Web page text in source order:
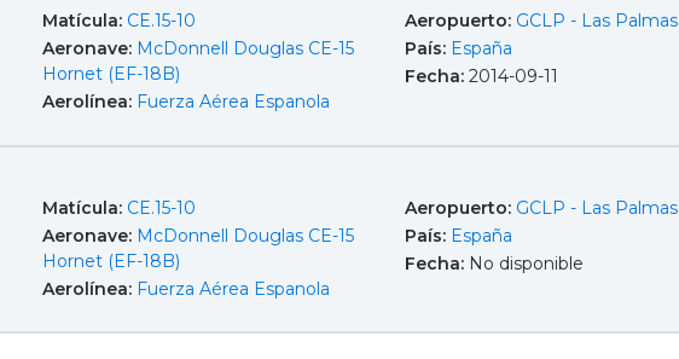
Matícula: CE.15-10
Aeronave: McDonnell Douglas CE-15
Hornet (EF-18B)
Aerolínea: Fuerza Aérea Espanola
Aeropuerto: GCLP - Las Palmas
País: España
Fecha: 2014-09-11
Matícula: CE.15-10
Aeronave: McDonnell Douglas CE-15
Hornet (EF-18B)
Aerolínea: Fuerza Aérea Espanola
Aeropuerto: GCLP - Las Palmas
País: España
Fecha: No disponible